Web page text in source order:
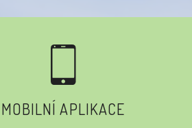
MOBILNÍ APLIKACE